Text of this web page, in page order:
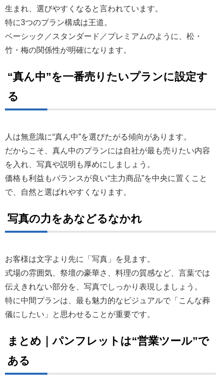
生まれ、選びやすくなると言われています。
特に3つのプラン構成は王道。
ベーシック／スタンダード／プレミアムのように、松・
竹・梅の関係性が明確になります。
“真ん中”を一番売りたいプランに設定す
る
人は無意識に“真ん中”を選びたがる傾向があります。
だからこそ、真ん中のプランには自社が最も売りたい内容
を入れ、写真や説明も厚めにしましょう。
価格も利益もバランスが良い“主力商品”を中央に置くこと
で、自然と選ばれやすくなります。
写真の力をあなどるなかれ
お客様は文字より先に「写真」を見ます。
式場の雰囲気、祭壇の豪華さ、料理の質感など、言葉では
伝えきれない部分を、写真でしっかり表現しましょう。
特に中間プランは、最も魅力的なビジュアルで「こんな葬
儀にしたい」と思わせることが重要です。
まとめ｜パンフレットは“営業ツール”で
ある